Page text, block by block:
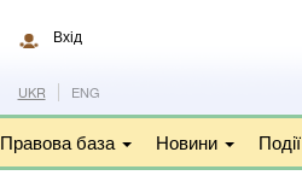
Правова база Новини Події
UKR ENG
Вхід